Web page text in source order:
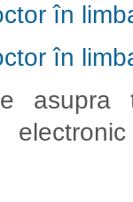
în
în